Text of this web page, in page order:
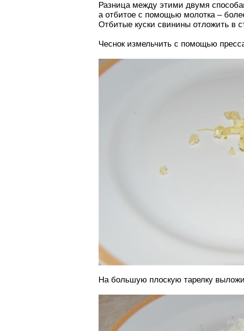
Разница между этими двумя
а отбитое с помощью молотка –
Отбитые куски свинины отложить в
Чеснок измельчить с помощью
На большую плоскую тарелку